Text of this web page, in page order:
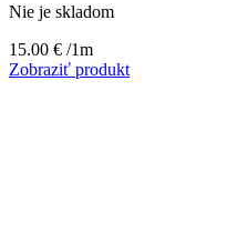
Nie je skladom
15.00 € /1m
Zobraziť produkt